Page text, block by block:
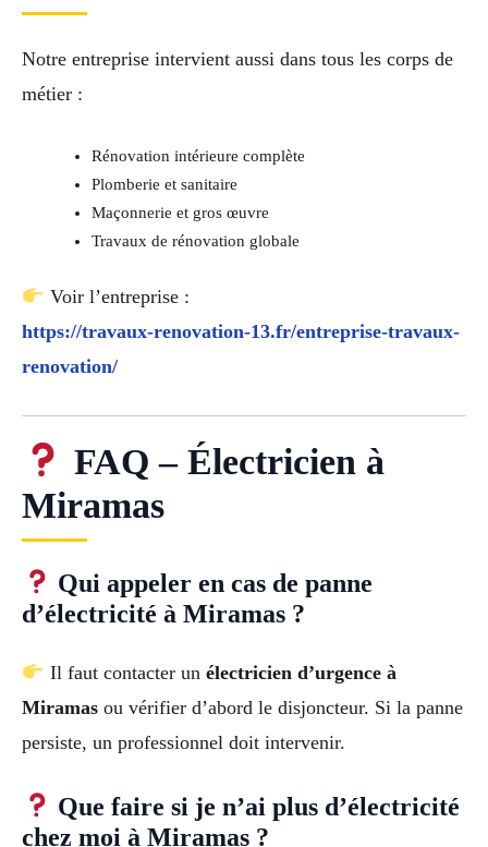
Notre entreprise intervient aussi dans tous les corps de
métier :
Rénovation intérieure complète
Plomberie et sanitaire
Maçonnerie et gros œuvre
Travaux de rénovation globale
Voir l’entreprise :
https://travaux-renovation-13.fr/entreprise-travaux-
renovation/
FAQ – Électricien à
Miramas
Qui appeler en cas de panne
d’électricité à Miramas ?
Il faut contacter un électricien d’urgence à
Miramas ou vérifier d’abord le disjoncteur. Si la panne
persiste, un professionnel doit intervenir.
Que faire si je n’ai plus d’électricité
chez moi à Miramas ?